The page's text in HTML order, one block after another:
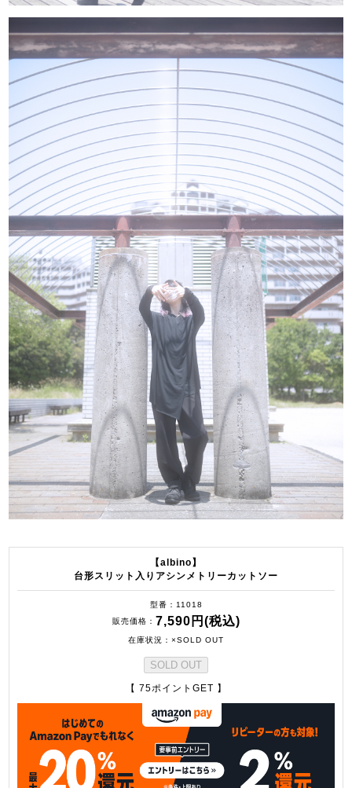
【albino】
台形スリット入りアシンメトリーカットソー
型番
11018
販売価格
7,590円(税込)
在庫状況 ×SOLD OUT
SOLD OUT
【 75ポイントGET 】